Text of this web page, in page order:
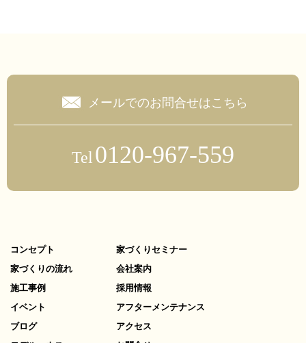
メールでのお問合せはこちら
Tel 0120-967-559
コンセプト
家づくりの流れ
施工事例
イベント
ブログ
家づくりセミナー
会社案内
採用情報
アフターメンテナンス
アクセス